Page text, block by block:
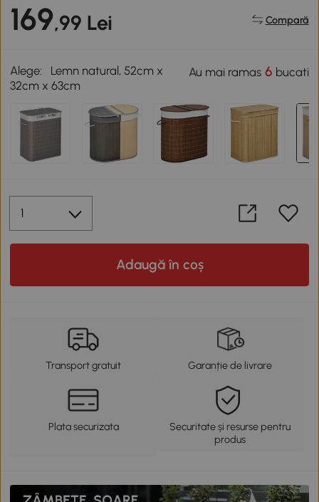
169,99 Lei Compară
Alege:
Lemn natural, 52cm x
32cm x 63cm
Au mai ramas6 bucati
Adaugă în coș
Transport gratuit Garanție de livrare
Plata securizata
Securitate și resurse pentru
produs